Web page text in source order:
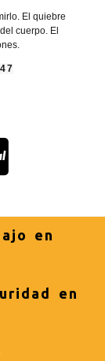
El quiebre
cuerpo. El
en
en